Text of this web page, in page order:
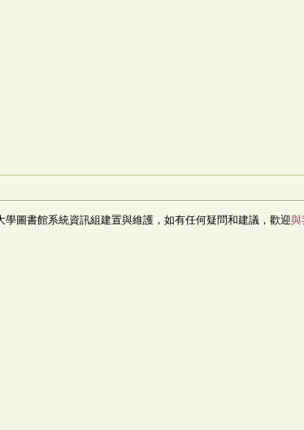
學圖書館系統資訊組建置與維護，如有任何疑問和建議，歡迎與